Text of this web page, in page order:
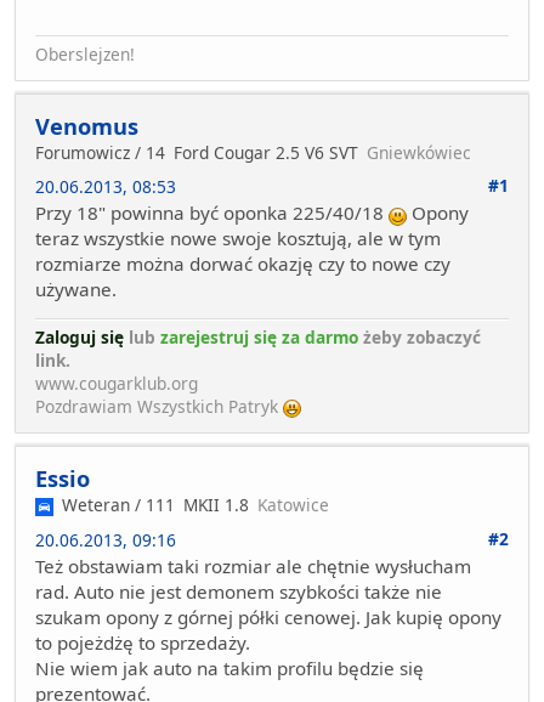
Oberslejzen!
Venomus
Forumowicz / 14 Ford Cougar 2.5 V6 SVT Gniewkówiec
20.06.2013, 08:53
#1
Przy 18" powinna być oponka 225/40/18
Opony
teraz wszystkie nowe swoje kosztują, ale w tym
rozmiarze można dorwać okazję czy to nowe czy
używane.
Zaloguj się lub zarejestruj się za darmo żeby zobaczyć
link.
www.cougarklub.org
Pozdrawiam Wszystkich Patryk
Essio
Weteran / 111 MKII 1.8 Katowice
20.06.2013, 09:16
#2
Też obstawiam taki rozmiar ale chętnie wysłucham
rad. Auto nie jest demonem szybkości także nie
szukam opony z górnej półki cenowej. Jak kupię opony
to pojeżdżę to sprzedaży.
Nie wiem jak auto na takim profilu będzie się
prezentować.